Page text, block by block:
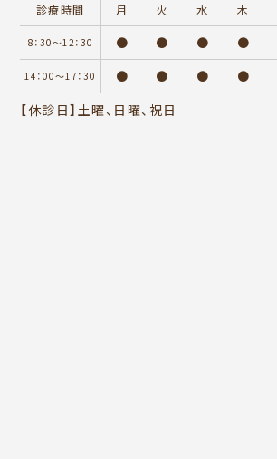
診療時間 月 火 水 木
8：30～12：30 ● ● ● ●
14：00～17：30 ● ● ● ●
【休診日】土曜、日曜、祝日